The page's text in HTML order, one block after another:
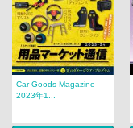
Car Goods Magazine
2023年1...